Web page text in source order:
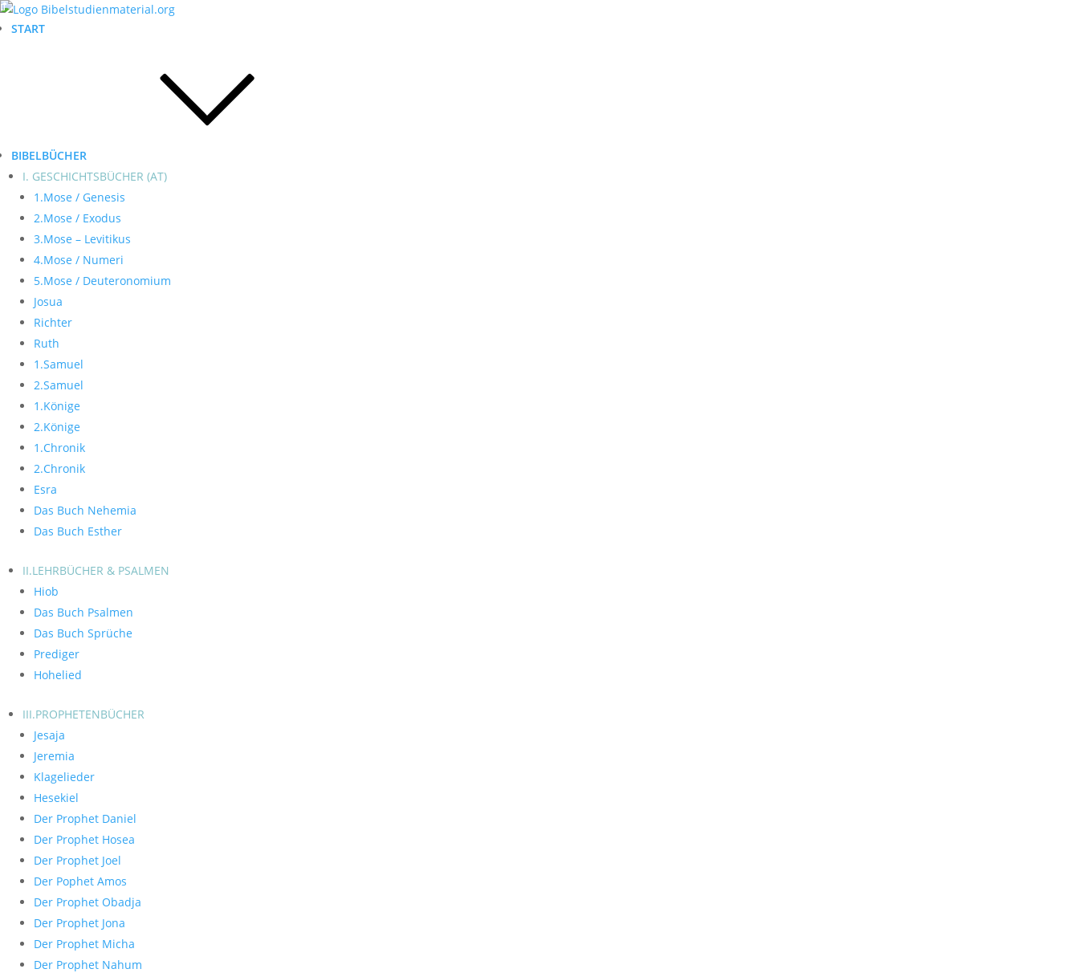
START
BIBELBÜCHER
I. GESCHICHTSBÜCHER (AT)
1.Mose / Genesis
2.Mose / Exodus
3.Mose – Levitikus
4.Mose / Numeri
5.Mose / Deuteronomium
Josua
Richter
Ruth
1.Samuel
2.Samuel
1.Könige
2.Könige
1.Chronik
2.Chronik
Esra
Das Buch Nehemia
Das Buch Esther
II.LEHRBÜCHER & PSALMEN
Hiob
Das Buch Psalmen
Das Buch Sprüche
Prediger
Hohelied
III.PROPHETENBÜCHER
Jesaja
Jeremia
Klagelieder
Hesekiel
Der Prophet Daniel
Der Prophet Hosea
Der Prophet Joel
Der Pophet Amos
Der Prophet Obadja
Der Prophet Jona
Der Prophet Micha
Der Prophet Nahum